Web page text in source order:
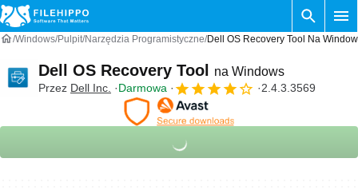
Windows Pulpit Narzędzia Programistyczne Dell OS Recovery Tool Na
Dell OS Recovery Tool na Windows
Przez Dell Inc. Darmowa 2.4.3.3569